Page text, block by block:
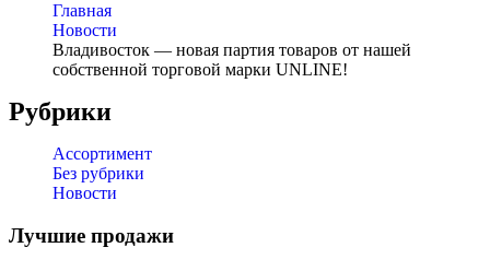
Главная
Новости
Владивосток — новая партия товаров от нашей
собственной торговой марки UNLINE!
Рубрики
Ассортимент
Без рубрики
Новости
Лучшие продажи